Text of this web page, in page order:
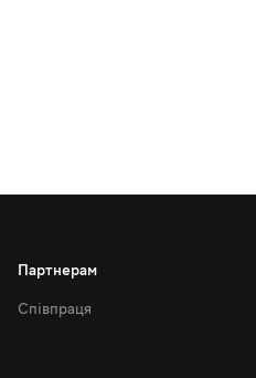
Партнерам
Співпраця